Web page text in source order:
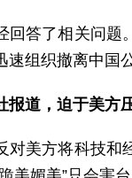
回答了相关问题
速组织撤离中国
报道，迫于美方
对美方将科技和